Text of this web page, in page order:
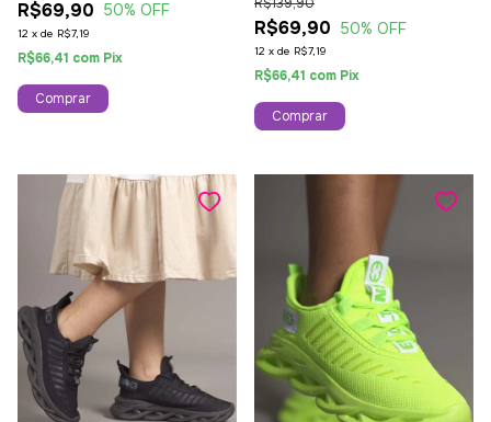
R$69,90 50% OFF
12 x de R$7,19
R$66,41 com Pix
Comprar
R$69,90 50% OFF
12 x de R$7,19
R$66,41 com Pix
Comprar